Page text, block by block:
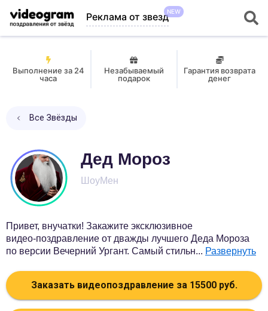
Реклама от звездNEW
Выполнение за 24
часа
Незабываемый
подарок
Гарантия возврата
денег
Все Звёзды
Дед Мороз
ШоуМен
Привет, внучатки! Закажите эксклюзивное
видео-поздравление от дважды лучшего Деда Мороза
по версии Вечерний Ургант. Самый стильн... Развернуть
Заказать видеопоздравление за 15500руб.